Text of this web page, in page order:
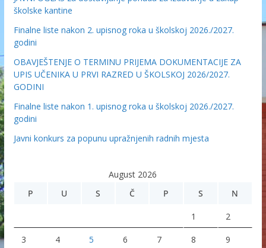
školske kantine
Finalne liste nakon 2. upisnog roka u školskoj 2026./2027.
godini
OBAVJEŠTENJE O TERMINU PRIJEMA DOKUMENTACIJE ZA
UPIS UČENIKA U PRVI RAZRED U ŠKOLSKOJ 2026/2027.
GODINI
Finalne liste nakon 1. upisnog roka u školskoj 2026./2027.
godini
Javni konkurs za popunu upražnjenih radnih mjesta
August 2026
P
U S Č P S N
1 2
3 4 5 6 7 8 9